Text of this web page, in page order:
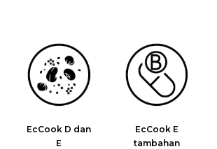
EcCook D dan
E
EcCook E
tambahan